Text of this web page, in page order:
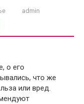
admin
о его
что же
или вред.